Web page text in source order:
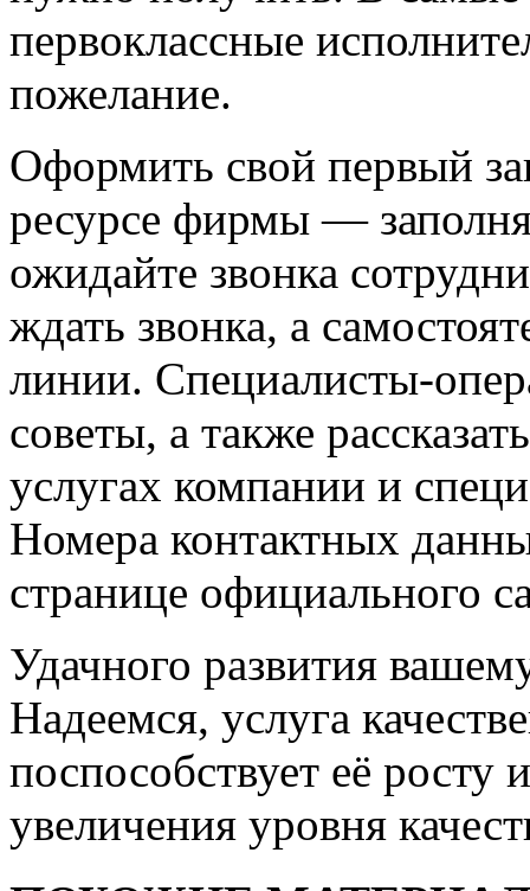
первоклассные
пожелание.
Оформить свой первый
ресурсе фирмы —
ожидайте звонка
ждать звонка, а
линии. Специалисты-
советы, а также
услугах компании и
Номера контактных
странице официального
Удачного развития
Надеемся, услуга
поспособствует её росту
увеличения уровня